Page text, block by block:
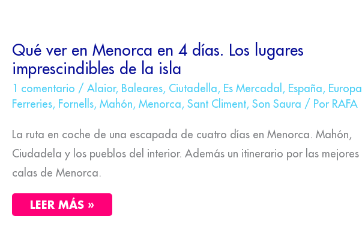
Qué ver en Menorca en 4 días. Los lugares
imprescindibles de la isla
1 comentario / Alaior, Baleares, Ciutadella, Es Mercadal , España, Europa
Ferreries, Fornells, Mahón, Menorca, Sant Climent, Son Saura / Por RAFA
La ruta en coche de una escapada de cuatro días en Menorca. Mahón,
Ciudadela y los pueblos del interior. Además un itinerario por las mejores
calas de Menorca.
LEER MÁS »
QUÉ
VER
EN
MENORCA
EN
4
DÍAS.
LUGARES
IMPRESCINDIBLES
DE
ISLA